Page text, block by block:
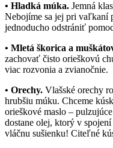
• Hladká múka. Jemná
Nebojíme sa jej pri vaľkaní
jednoducho odstrániť
• Mletá škorica a
zachovať čisto orieškovú
viac rozvonia a zvianočnie.
• Orechy. Vlašské orechy
hrubšiu múku. Chceme
orieškové maslo –
dostane olej, ktorý v
vláčnu sušienku! Citeľné